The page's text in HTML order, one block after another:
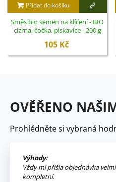
Přidat do košíku
Směs bio semen na klíčení - BIO
cizrna, čočka, pískavice - 200 g
105 Kč
OVĚŘENO
Prohlédněte si vybraná
Výhody:
Vždy mi přišla objednávka
kompletní.